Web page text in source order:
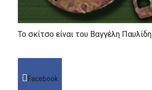
Το σκίτσο είναι του Βαγγέλη Παυλίδη
Facebook